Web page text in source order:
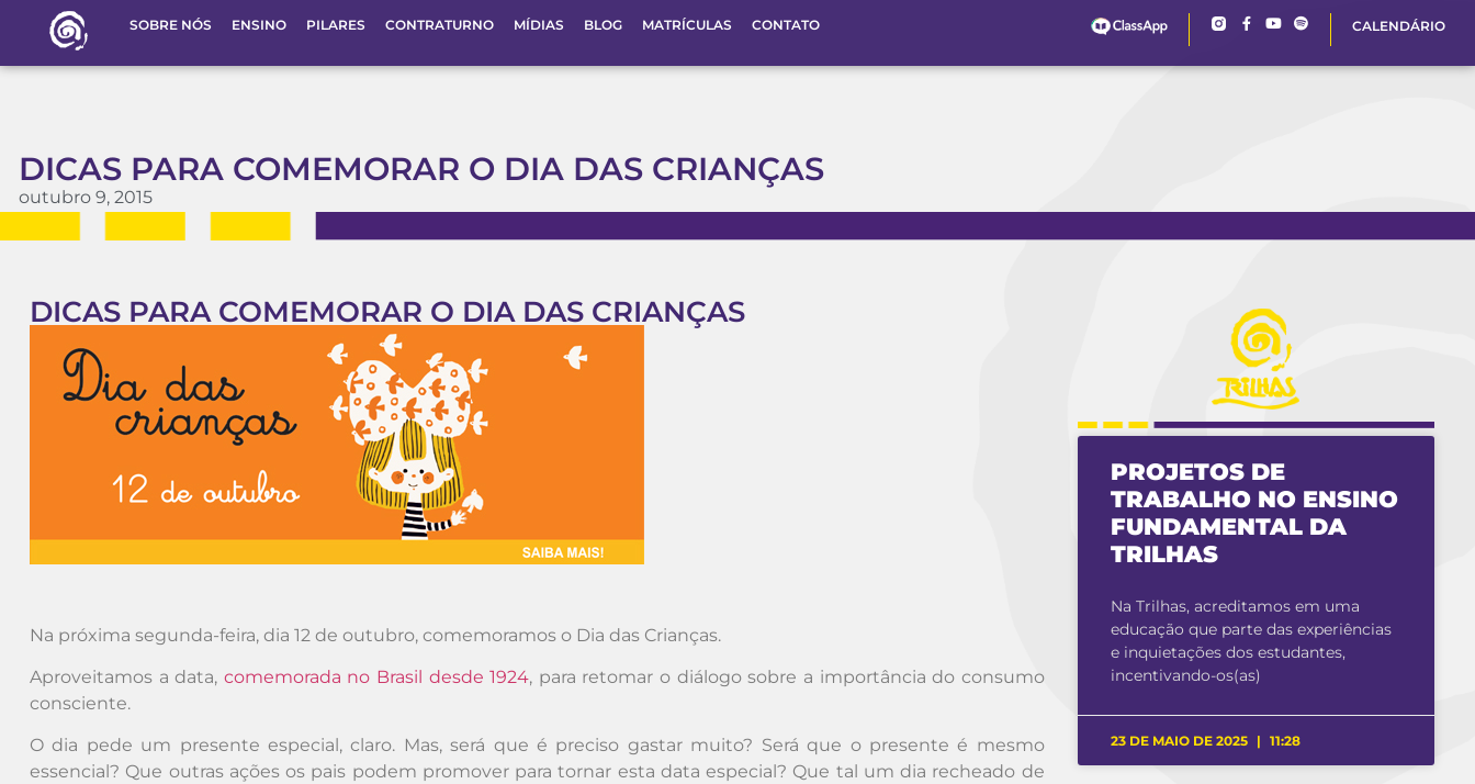
SOBRE NÓS ENSINO PILARES CONTRATURNO MÍDIAS BLOG MATRÍCULAS CONTATO CALENDÁRIO
DICAS PARA COMEMORAR O DIA DAS CRIANÇAS
outubro 9, 2015
DICAS PARA COMEMORAR O DIA DAS CRIANÇAS
Na próxima segunda-feira, dia 12 de outubro, comemoramos o Dia das Crianças.
Aproveitamos a data, comemorada no Brasil desde 1924, para retomar o diálogo sobre a importância do consumo
consciente.
O dia pede um presente especial, claro. Mas, será que é preciso gastar muito? Será que o presente é mesmo
essencial? Que outras ações os pais podem promover para tornar esta data especial? Que tal um dia recheado de
PROJETOS DE
TRABALHO NO ENSINO
FUNDAMENTAL DA
TRILHAS
Na Trilhas, acreditamos em uma
educação que parte das experiências
e inquietações dos estudantes,
incentivando-os(as)
23 DE MAIO DE 2025 11:28